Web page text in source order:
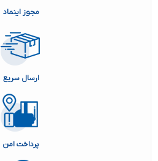
مجوز اینماد
ارسال سریع
پرداخت امن